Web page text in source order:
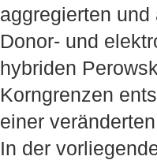
aggregierten
Donor- und
hybriden
Korngrenzen
einer
In der